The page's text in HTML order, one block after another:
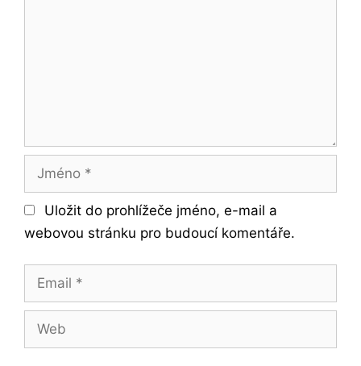
Jméno
Uložit do prohlížeče jméno, e-mail a
webovou stránku pro budoucí komentáře.
Email
Web